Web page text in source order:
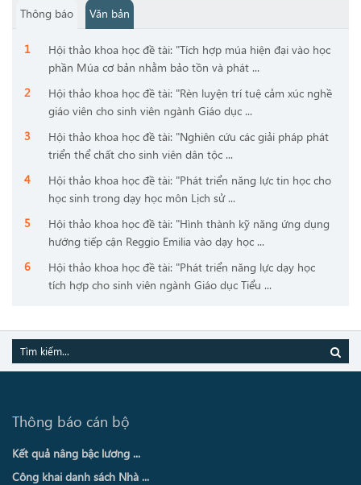
Thông báo Văn bản
Hội thảo khoa học đề tài: "Tích hợp múa hiện đại vào học
phần Múa cơ bản nhằm bảo tồn và phát ...
Hội thảo khoa học đề tài: "Rèn luyện trí tuệ cảm xúc nghề
giáo viên cho sinh viên ngành Giáo dục ...
Hội thảo khoa học đề tài: "Nghiên cứu các giải pháp phát
triển thể chất cho sinh viên dân tộc ...
Hội thảo khoa học đề tài: "Phát triển năng lực tin học cho
học sinh trong dạy học môn Lịch sử ...
Hội thảo khoa học đề tài: "Hình thành kỹ năng ứng dụng
hướng tiếp cận Reggio Emilia vào dạy học ...
Hội thảo khoa học đề tài: "Phát triển năng lực dạy học
tích hợp cho sinh viên ngành Giáo dục Tiểu ...
Thông báo cán bộ
Kết quả nâng bậc lương ...
Công khai danh sách Nhà ...